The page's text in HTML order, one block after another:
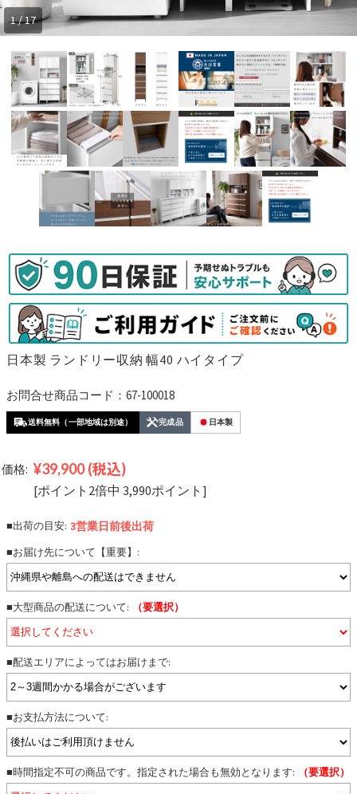
1 / 17
日本製 ランドリー収納 幅40 ハイタイプ
お問合せ商品コード：67-100018
送料無料（一部地域は別途） 完成品 日本製
価格: ¥39,900 (税込)
[ポイント2倍中 3,990ポイント]
■出荷の目安: 3営業日前後出荷
■お届け先について【重要】:
■大型商品の配送について: （要選択）
■配送エリアによってはお届けまで:
■お支払方法について:
■時間指定不可の商品です。指定された場合も無効となります: （要選択）